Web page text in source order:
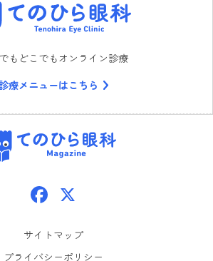
てのひら眼科
もどこでもオンライン診療
療メニューはこちら
てのひら眼科
Facebook
サイトマップ
プライバシーポリシー